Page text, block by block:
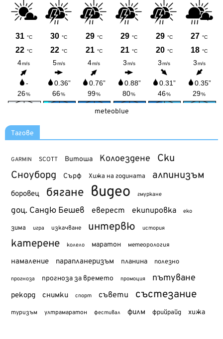
meteoblue
Тагове
GARMIN SCOTT Витоша Колоездене Ски
Сноуборд Сърф Хижа на годината алпинизъм
боровец бягане видео гмуркане
доц. Сандю Бешев еверест екипировка еко
зима игра изкачване интервю история
катерене колело маратон метеорология
намаление парапланеризъм планина полезно
прогноза прогноза за времето промоция пътуване
рекорд снимки спорт съвети състезание
туризъм ултрамаратон фестивал филм фрийрайд хижа